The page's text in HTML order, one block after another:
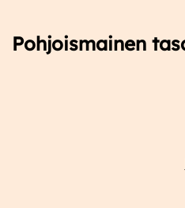
Pohjoismainen